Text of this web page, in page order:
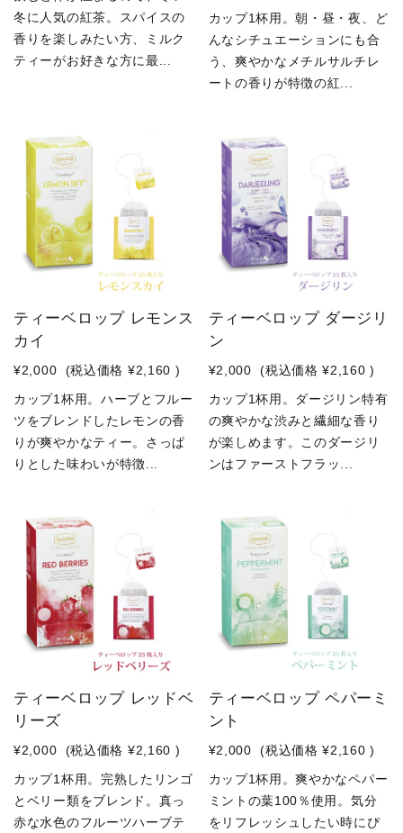
冬に人気の紅茶。スパイスの
香りを楽しみたい方、ミルク
ティーがお好きな方に最...
カップ1杯用。朝・昼・夜、ど
んなシチュエーションにも合
う、爽やかなメチルサルチレ
ートの香りが特徴の紅...
ティーベロップ レモンス
カイ
¥2,000 (税込価格 ¥2,160 )
カップ1杯用。ハーブとフルー
ツをブレンドしたレモンの香
りが爽やかなティー。さっぱ
りとした味わいが特徴...
ティーベロップ ダージリ
ン
¥2,000 (税込価格 ¥2,160 )
カップ1杯用。ダージリン特有
の爽やかな渋みと繊細な香り
が楽しめます。このダージリ
ンはファーストフラッ...
ティーベロップ レッドベ
リーズ
¥2,000 (税込価格 ¥2,160 )
カップ1杯用。完熟したリンゴ
とベリー類をブレンド。真っ
赤な水色のフルーツハーブテ
ティーベロップ ペパーミ
ント
¥2,000 (税込価格 ¥2,160 )
カップ1杯用。爽やかなペパー
ミントの葉100％使用。気分
をリフレッシュしたい時にぴ